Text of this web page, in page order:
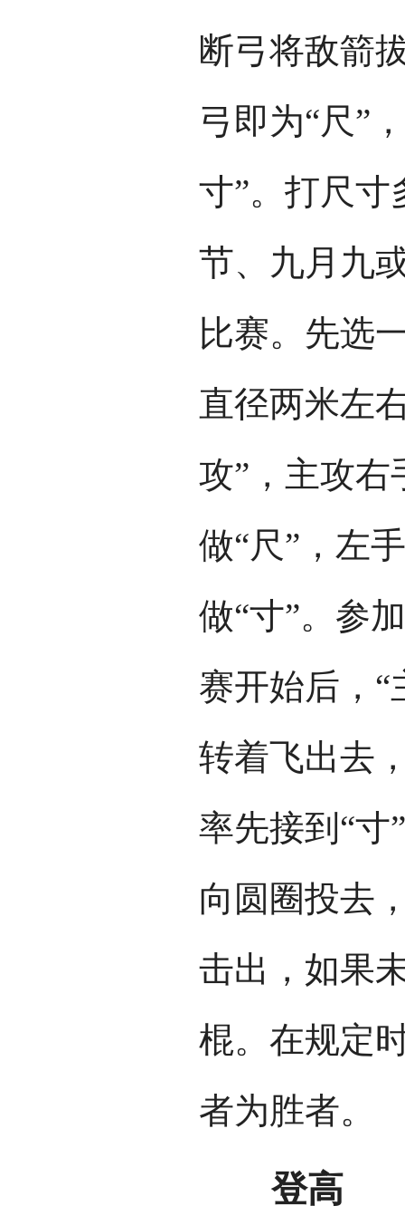
断弓将敌箭
弓即为“尺”
寸”。打尺
节、九月九
比赛。先选
直径两米左
攻”，主攻
做“尺”，左
做“寸”。参
赛开始后，“
转着飞出去
率先接到“寸
向圆圈投去
击出，如果
棍。在规定
者为胜者。
登高